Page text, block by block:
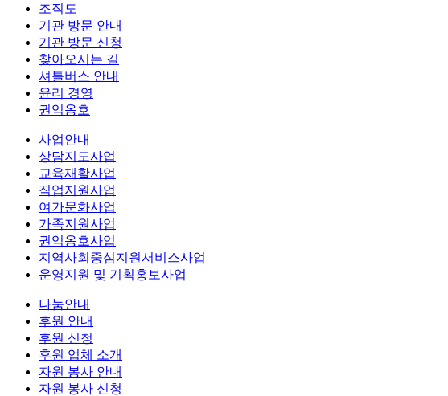
조직도
기관 방문 안내
기관 방문 신청
찾아오시는 길
셔틀버스 안내
윤리 경영
권익옹호
사업안내
상담지도사업
교육재활사업
직업지원사업
여가문화사업
가족지원사업
권익옹호사업
지역사회중심지원서비스사업
운영지원 및 기획홍보사업
나눔안내
후원 안내
후원 신청
후원 업체 소개
자원 봉사 안내
자원 봉사 신청